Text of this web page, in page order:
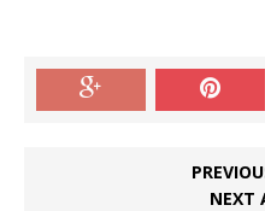
NEXT